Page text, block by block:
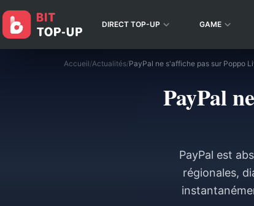
DIRECT TOP-UP GAME
Accueil/Actualités/
PayPal
PayPal est
régionales,